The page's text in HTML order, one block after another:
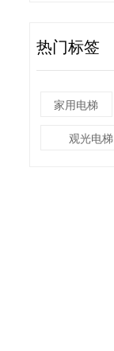
热门标签
家用电梯
观光电梯